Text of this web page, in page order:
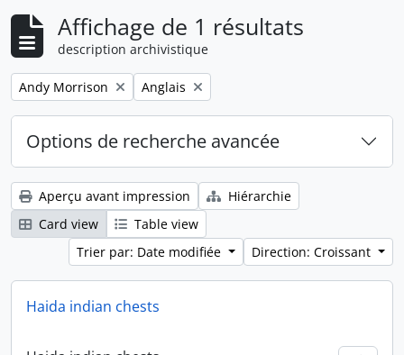
Affichage de 1 résultats
description archivistique
Remove filter:
Andy Morrison Remove filter:
Anglais
Options de recherche avancée
Aperçu avant impression
Hiérarchie
Card view
Table view
Trier par: Date modifiée
Direction: Croissant
Haida indian chests